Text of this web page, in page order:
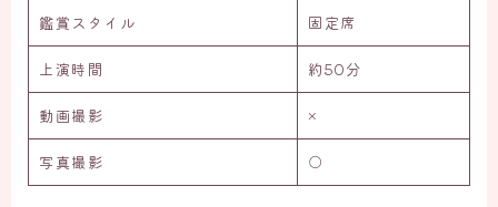
鑑賞スタイル 固定席
上演時間 約50分
動画撮影 ×
写真撮影 ○